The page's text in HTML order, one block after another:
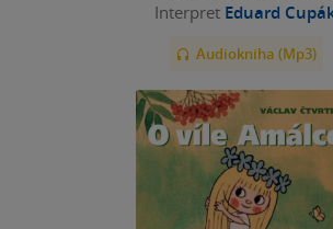
Interpret Eduard
Audiokniha (Mp3)